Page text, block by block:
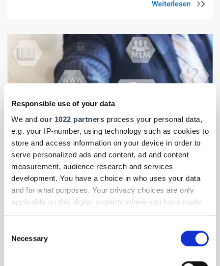
Responsible use of your data
We and our 1022 partners process your personal data,
e.g. your IP-number, using technology such as cookies to
store and access information on your device in order to
serve personalized ads and content, ad and content
measurement, audience research and services
development. You have a choice in who uses your data
and for what purposes. Your privacy choices are only
applicable on this digital property where you have made
the Privacy trigger icon.
Selection
Necessary
Foto: © stanislauv/123RF.com
Digitales Handwerk- Themen-Specials| Januar 2026
Open Source als Baustein der Digitalstrategie
Die Gratis-Lösungen eröffnen neue Möglichkeiten, Abläufe
effizienter und günstiger zu gestalten. Doch worauf sollte